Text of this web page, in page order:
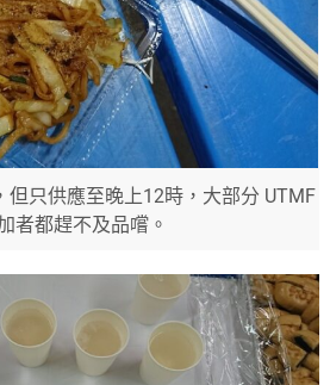
但只供應至晚上12時，大部分 UTMF
者都趕不及品嚐。